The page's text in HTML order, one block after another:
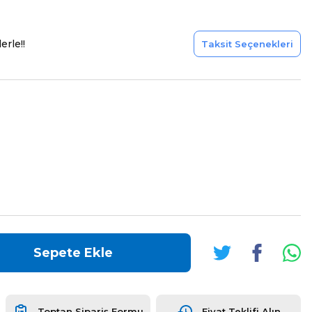
Taksit Seçenekleri
Sepete Ekle